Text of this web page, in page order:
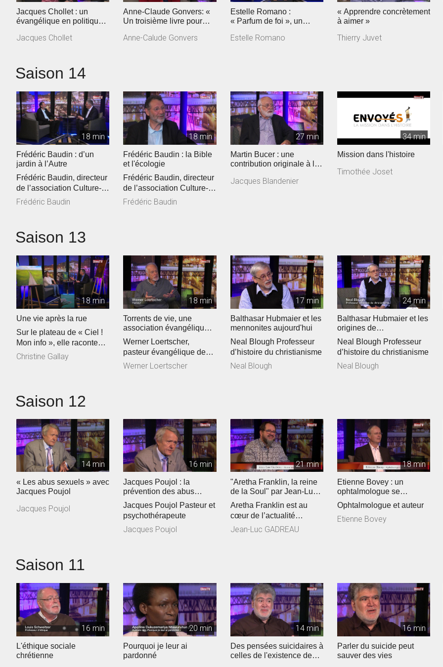
Jacques Chollet : un
évangélique en politique
Jacques Chollet
Anne-Claude Gonvers: «
Un troisième livre pour
»
Anne-Calude Gonvers
Estelle Romano :
« Parfum de foi », un
Jeunesse en mission
Estelle Romano
« Apprendre concrètement
à aimer »
Thierry Juvet
Saison 14
18 min
Frédéric Baudin : d’un
jardin à l’Autre
Frédéric Baudin, directeur
de l’association Culture-
Environnement-Médias
Frédéric Baudin
18 min
Frédéric Baudin : la Bible
et l'écologie
Frédéric Baudin, directeur
de l’association Culture-
Environnement-Médias
Frédéric Baudin
27 min
Martin Bucer : une
contribution originale à la
Jacques Blandenier
34 min
Mission dans l'histoire
Timothée Joset
Saison 13
18 min
Une vie après la rue
Sur le plateau de « Ciel !
Mon info », elle raconte
son parcours de vie… ...
Christine Gallay
18 min
Torrents de vie, une
association évangélique
sur la sellette ?
Werner Loertscher,
pasteur évangélique de
L’association Torrents de
Werner Loertscher
17 min
Balthasar Hubmaier et les
mennonites aujourd'hui
Neal Blough Professeur
d’histoire du christianisme
Neal Blough
24 min
Balthasar Hubmaier et les
origines de
l'anabaptisme »
Neal Blough Professeur
d’histoire du christianisme
Neal Blough
Saison 12
14 min
« Les abus sexuels » avec
Jacques Poujol
Jacques Poujol
16 min
Jacques Poujol : la
prévention des abus
sexuels dans les Eglises
Jacques Poujol Pasteur et
psychothérapeute
Jacques Poujol
21 min
"Aretha Franklin, la reine
de la Soul" par Jean-Luc
Gadreau
Aretha Franklin est au
cœur de l’actualité
culturelle. Jean-Luc
Jean-Luc GADREAU
18 min
Etienne Bovey : un
ophtalmologue se
passionne pour la
théologie
Ophtalmologue et auteur
Etienne Bovey
Saison 11
16 min
L'éthique sociale
chrétienne
20 min
Pourquoi je leur ai
pardonné
14 min
Des pensées suicidaires à
celles de l'existence de
16 min
Parler du suicide peut
sauver des vies